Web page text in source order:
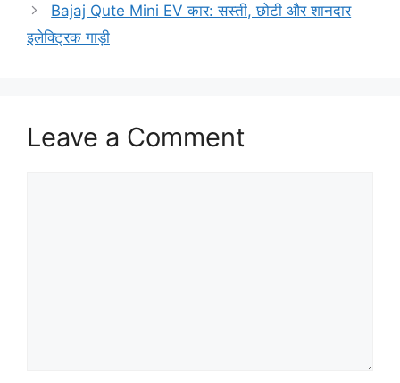
Bajaj Qute Mini EV कार: सस्ती, छोटी और शानदार
इलेक्ट्रिक गाड़ी
Leave a Comment